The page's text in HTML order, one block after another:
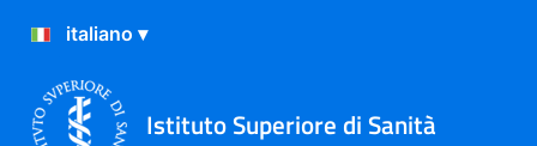
Istituto Superiore di Sanità